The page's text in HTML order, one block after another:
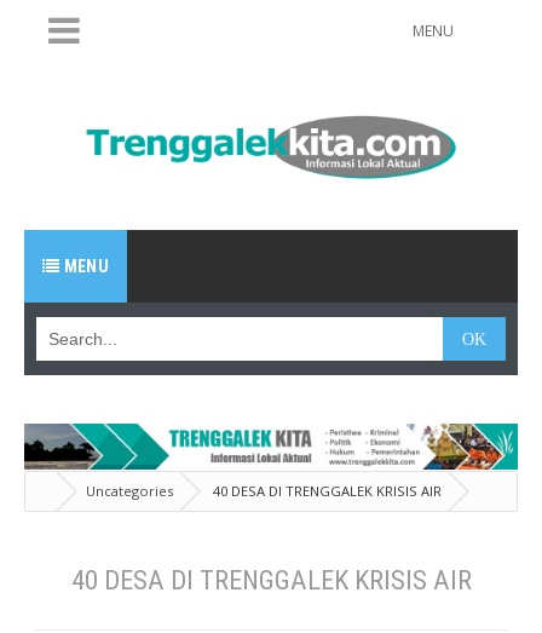
MENU
MENU
Uncategories 40 DESA DI TRENGGALEK KRISIS AIR
40 DESA DI TRENGGALEK KRISIS AIR